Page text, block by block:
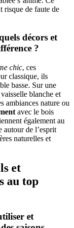
risque de faute de
décors et
?
chic, ces
classique, ils
basse. Sur une
blanche et
ambiances nature ou
avec le bois
également au
autour de l’esprit
naturelles et
et
au top
et